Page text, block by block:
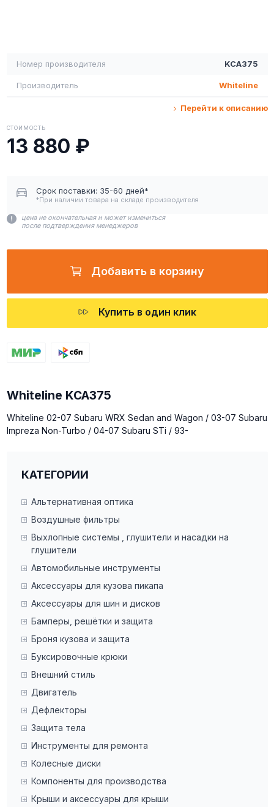
КАТЕГОРИИ
Альтернативная оптика
Воздушные фильтры
Выхлопные системы , глушители и насадки на
глушители
Автомобильные инструменты
Аксессуары для кузова пикапа
Аксессуары для шин и дисков
Бамперы, решётки и защита
Броня кузова и защита
Буксировочные крюки
Внешний стиль
Двигатель
Дефлекторы
Защита тела
Инструменты для ремонта
Колесные диски
Компоненты для производства
Крыши и аксессуары для крыши
Номер производителя KCA375
Производитель Whiteline
Перейти к описанию
СТОИМОСТЬ
13 880 ₽
Срок поставки: 35-60 дней*
*При наличии товара на складе производителя
цена не окончательная и может измениться
после подтверждения менеджеров
Добавить в корзину
Купить в один клик
Whiteline KCA375
Whiteline 02-07 Subaru WRX Sedan and Wagon / 03-07 Subaru
Impreza Non-Turbo / 04-07 Subaru STi / 93-